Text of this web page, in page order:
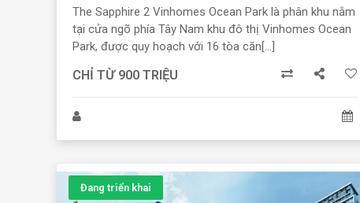
The Sapphire 2 Vinhomes Ocean Park là phân khu nằm
tại cửa ngõ phía Tây Nam khu đô thị Vinhomes Ocean
Park, được quy hoạch với 16 tòa căn[...]
CHỈ TỪ 900 TRIỆU
Đang triển khai